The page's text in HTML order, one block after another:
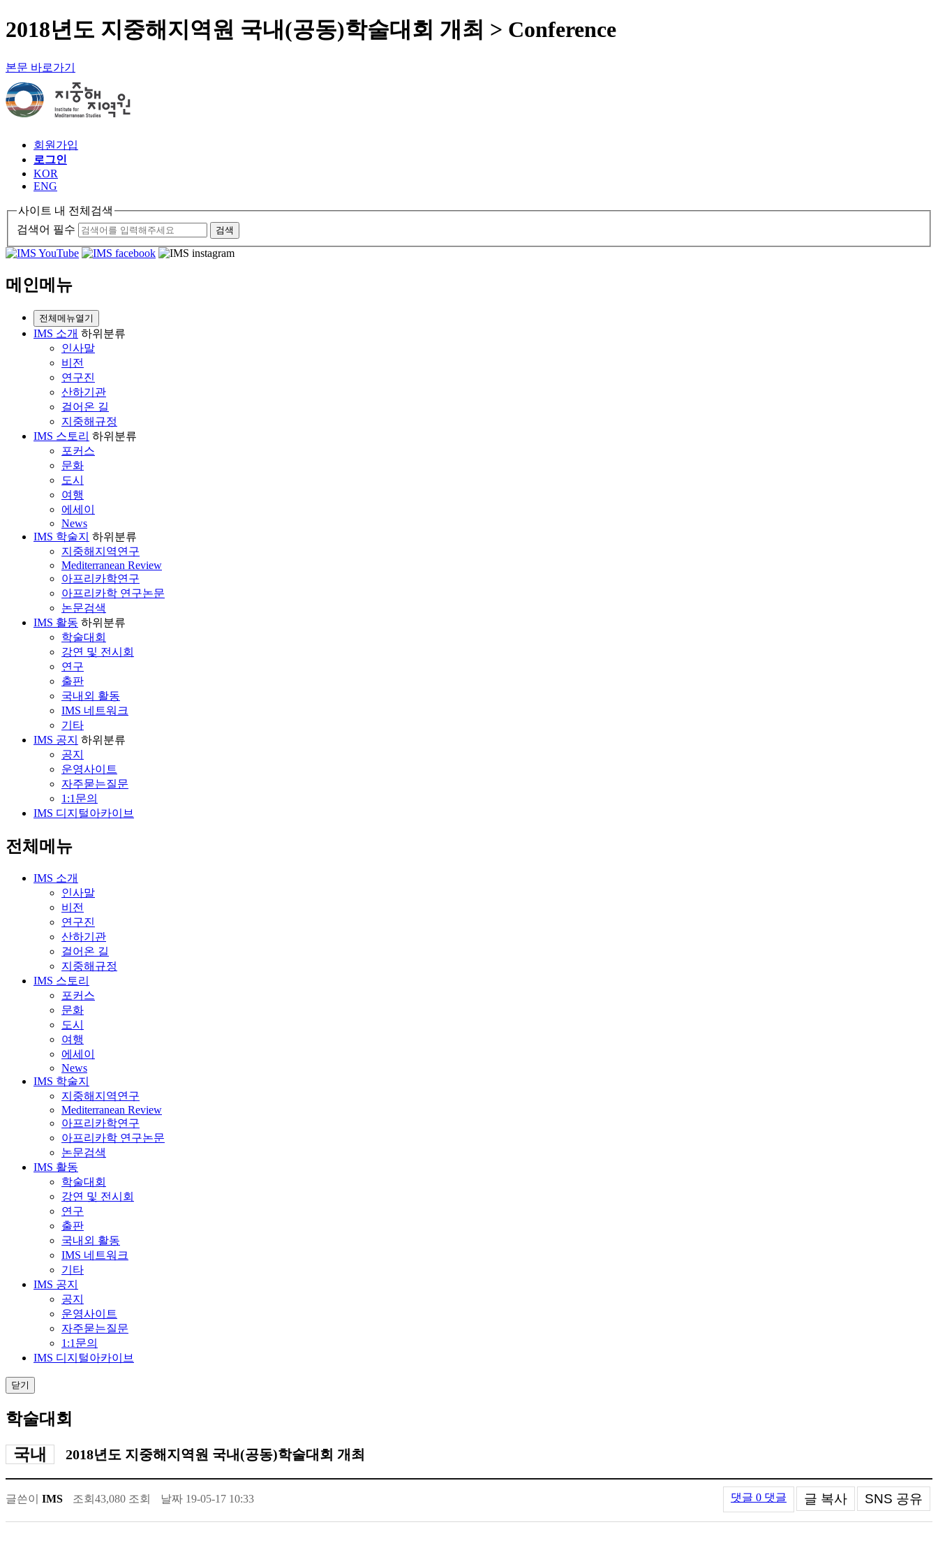
2018년도 지중해지역원 국내(공동)학술대회 개최 > Conference
본문 바로가기
회원가입
로그인
KOR
ENG
사이트 내 전체검색
검색어 필수
검색
메인메뉴
전체메뉴열기
IMS 소개 하위분류
인사말
비전
연구진
산하기관
걸어온 길
지중해규정
IMS 스토리 하위분류
포커스
문화
도시
여행
에세이
News
IMS 학술지 하위분류
지중해지역연구
Mediterranean Review
아프리카학연구
아프리카학 연구논문
논문검색
IMS 활동 하위분류
학술대회
강연 및 전시회
연구
출판
국내외 활동
IMS 네트워크
기타
IMS 공지 하위분류
공지
운영사이트
자주묻는질문
1:1문의
IMS 디지털아카이브
전체메뉴
IMS 소개
인사말
비전
연구진
산하기관
걸어온 길
지중해규정
IMS 스토리
포커스
문화
도시
여행
에세이
News
IMS 학술지
지중해지역연구
Mediterranean Review
아프리카학연구
아프리카학 연구논문
논문검색
IMS 활동
학술대회
강연 및 전시회
연구
출판
국내외 활동
IMS 네트워크
기타
IMS 공지
공지
운영사이트
자주묻는질문
1:1문의
IMS 디지털아카이브
닫기
학술대회
국내
2018년도 지중해지역원 국내(공동)학술대회 개최
글쓴이 IMS 조회 43,080 조회 날짜 19-05-17 10:33 댓글 0 댓글 글 복사 SNS 공유